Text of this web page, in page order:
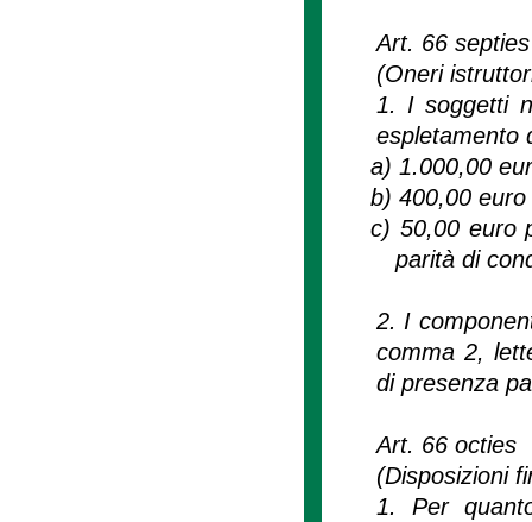
Art. 66 septies
(Oneri
1. I soggetti
espletamento
a)1.000,00
b)400,00
c) 50,00 euro
parità di
2. I
comma 2,
di presenza
Art. 66 octies
(Disposizioni
1. Per